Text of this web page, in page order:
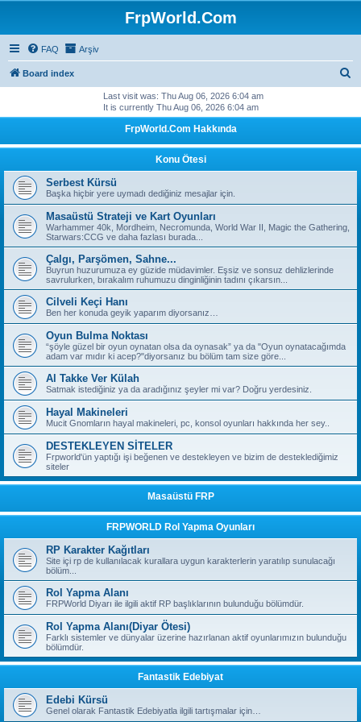
FrpWorld.Com
FAQ Arşiv
Board index
c
h
Last visit was: Thu Aug 06, 2026 6:04 am
It is currently Thu Aug 06, 2026 6:04 am
FrpWorld.Com Hakkında
Konu Ötesi
Serbest Kürsü
Başka hiçbir yere uymadı dediğiniz mesajlar için.
Masaüstü Strateji ve Kart Oyunları
Warhammer 40k, Mordheim, Necromunda, World War II, Magic the Gathering,
Starwars:CCG ve daha fazlası burada...
Çalgı, Parşömen, Sahne...
Buyrun huzurumuza ey güzide müdavimler. Eşsiz ve sonsuz dehlizlerinde
savrulurken, bırakalım ruhumuzu dinginliğinin tadını çıkarsın...
Cilveli Keçi Hanı
Ben her konuda geyik yaparım diyorsanız…
Oyun Bulma Noktası
“şöyle güzel bir oyun oynatan olsa da oynasak” ya da "Oyun oynatacağımda
adam var mıdır ki acep?"diyorsanız bu bölüm tam size göre...
Al Takke Ver Külah
Satmak istediğiniz ya da aradığınız şeyler mi var? Doğru yerdesiniz.
Hayal Makineleri
Mucit Gnomların hayal makineleri, pc, konsol oyunları hakkında her sey..
DESTEKLEYEN SİTELER
Frpworld'ün yaptığı işi beğenen ve destekleyen ve bizim de desteklediğimiz
siteler
Masaüstü FRP
FRPWORLD Rol Yapma Oyunları
RP Karakter Kağıtları
Site içi rp de kullanılacak kurallara uygun karakterlerin yaratılıp sunulacağı
bölüm...
Rol Yapma Alanı
FRPWorld Diyarı ile ilgili aktif RP başlıklarının bulunduğu bölümdür.
Rol Yapma Alanı(Diyar Ötesi)
Farklı sistemler ve dünyalar üzerine hazırlanan aktif oyunlarımızın bulunduğu
bölümdür.
Fantastik Edebiyat
Edebi Kürsü
Genel olarak Fantastik Edebiyatla ilgili tartışmalar için…